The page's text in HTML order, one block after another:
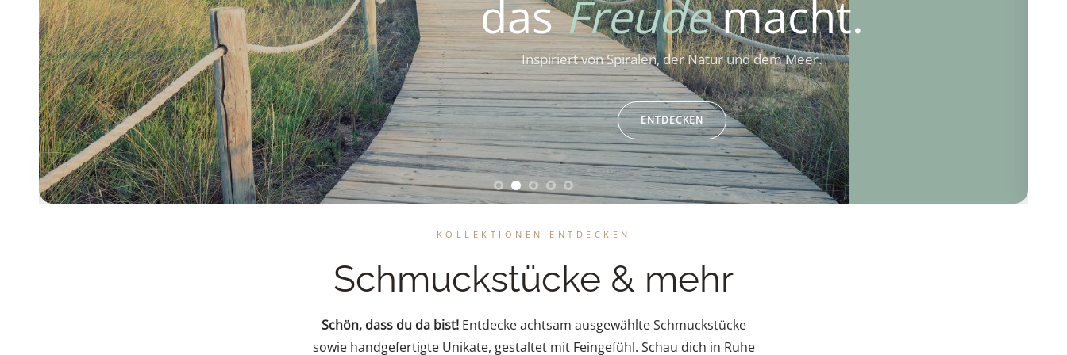
dasFreudemacht.
Inspiriert von Spiralen, der Natur und dem Meer.
ENTDECKEN
KOLLEKTIONEN ENTDECKEN
Schmuckstücke & mehr
Schön, dass du da bist! Entdecke achtsam ausgewählte Schmuckstücke
sowie handgefertigte Unikate, gestaltet mit Feingefühl. Schau dich in Ruhe